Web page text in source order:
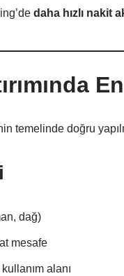
daha hızlı nakit
temelinde doğru
dağ)
mesafe
alanı